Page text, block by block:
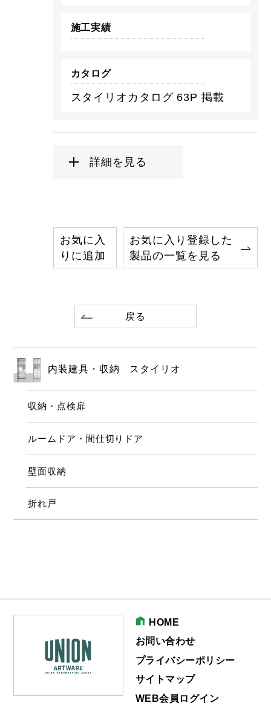
施工実績
カタログ
スタイリオカタログ 63P 掲載
詳細を見る
お気に入
りに追加
お気に入り登録した
製品の一覧を見る
戻る
内装建具・収納 スタイリオ
収納・点検扉
ルームドア・間仕切りドア
壁面収納
折れ戸
HOME
お問い合わせ
プライバシーポリシー
サイトマップ
WEB会員ログイン